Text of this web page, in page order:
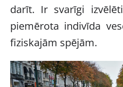
darīt. Ir svarīgi
piemērota indivīda
fiziskajām spējām.